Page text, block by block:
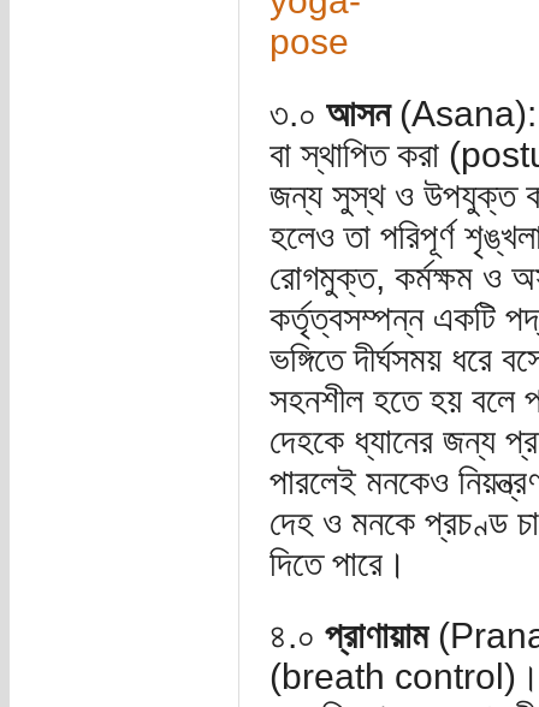
৩.০ আসন (Asana):
বা স্থাপিত করা
জন্য সুস্থ ও উপযুক্ত
হলেও তা পরিপূর্ণ
রোগমুক্ত, কর্মক্ষম ও
কর্তৃত্বসম্পন্ন একটি
ভঙ্গিতে দীর্ঘসময়
সহনশীল হতে হয় বলে
দেহকে ধ্যানের জন্য
পারলেই মনকেও
দেহ ও মনকে প্রচণ্ড
দিতে পারে।
৪.০ প্রাণায়াম
(breath control)। এই